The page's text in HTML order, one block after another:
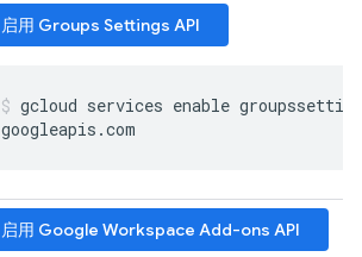
启用 Groups Settings API
gcloud services enable
googleapis .com
启用 Google Workspace Add-ons API